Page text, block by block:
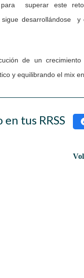
para superar este
desarrollándose
de un crecimiento
y equilibrando el mix
tus RRSS